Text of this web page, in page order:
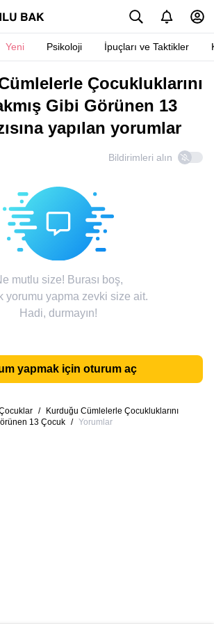
Yeni Psikoloji İpuçları ve Taktikler
Çocukluklarını
Gibi Görünen 13
yapılan yorumlar
Bildirimleri alın
mutlu size! Burası boş,
yorumu yapma zevki size ait.
Hadi, durmayın!
yapmak için oturum aç
/
Kurduğu Cümlelerle Çocukluklarını
13 Çocuk / Yorumlar